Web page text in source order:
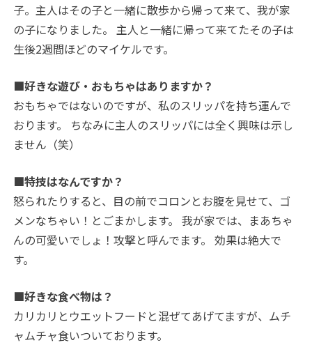
子。主人はその子と一緒に散歩から帰って来て、我が家
の子になりました。 主人と一緒に帰って来てたその子は
生後2週間ほどのマイケルです。
■好きな遊び・おもちゃはありますか？
おもちゃではないのですが、私のスリッパを持ち運んで
おります。 ちなみに主人のスリッパには全く興味は示し
ません（笑）
■特技はなんですか？
怒られたりすると、目の前でコロンとお腹を見せて、ゴ
メンなちゃい！とごまかします。 我が家では、まあちゃ
んの可愛いでしょ！攻撃と呼んでます。 効果は絶大で
す。
■好きな食べ物は？
カリカリとウエットフードと混ぜてあげてますが、ムチ
ャムチャ食いついております。